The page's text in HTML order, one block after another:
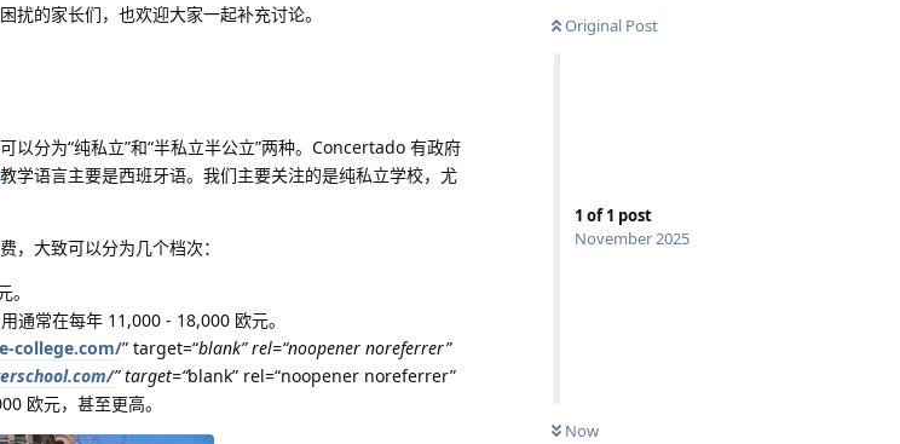
Original Post
1 of1 post
November 2025
Now
扰的家长们，也欢迎大家一起补充讨论。
分为“纯私立”和“半私立半公立”两种。Concertado 有政府
教学语言主要是西班牙语。我们主要关注的是纯私立学校，尤
，大致可以分为几个档次：
通常在每年 11,000 - 18,000 欧元。
college.com/” target=“blank” rel=“noopener noreferrer”
” target=“blank” rel=“noopener noreferrer”
欧元，甚至更高。